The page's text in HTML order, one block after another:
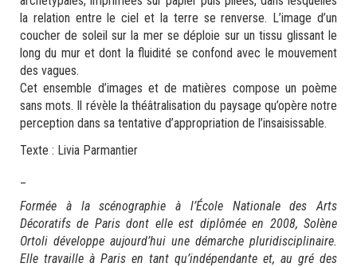
la relation entre le ciel et la terre se renverse. L’image d’un
coucher de soleil sur la mer se déploie sur un tissu glissant le
long du mur et dont la fluidité se confond avec le mouvement
des vagues.
Cet ensemble d’images et de matières compose un poème
sans mots. Il révèle la théâtralisation du paysage qu’opère notre
perception dans sa tentative d’appropriation de l’insaisissable.
Texte : Livia Parmantier
Formée à la scénographie à l’École Nationale des Arts
Décoratifs de Paris dont elle est diplômée en 2008, Solène
Ortoli développe aujourd’hui une démarche pluridisciplinaire.
Elle travaille à Paris en tant qu’indépendante et, au gré des